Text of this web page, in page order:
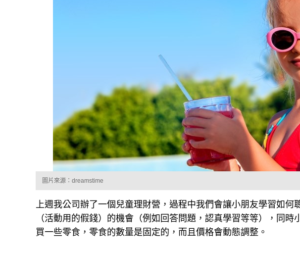
圖片來源：dreamstime
上週我公司辦了一個兒童理財營，過程中我們會讓小朋友學習如何
（活動用的假錢）的機會（例如回答問題，認真學習等等），同
買一些零食，零食的數量是固定的，而且價格會動態調整。